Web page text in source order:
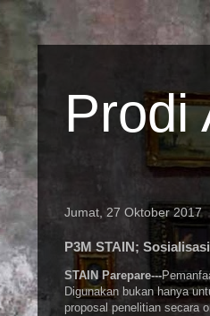
Prodi
Jumat, 27 Oktober 2017
P3M STAIN;
STAIN Parepare---
Digunakan bukan hanya
proposal penelitian secara